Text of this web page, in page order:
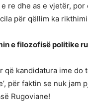
re dhe as e vjetër,
për qëllim ka
e filozofisë politike
që kandidatura ime
për faktin se nuk
Rugoviane!